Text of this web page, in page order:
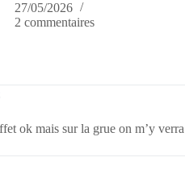
27/05/2026
2 commentaires
ok mais sur la grue on m’y